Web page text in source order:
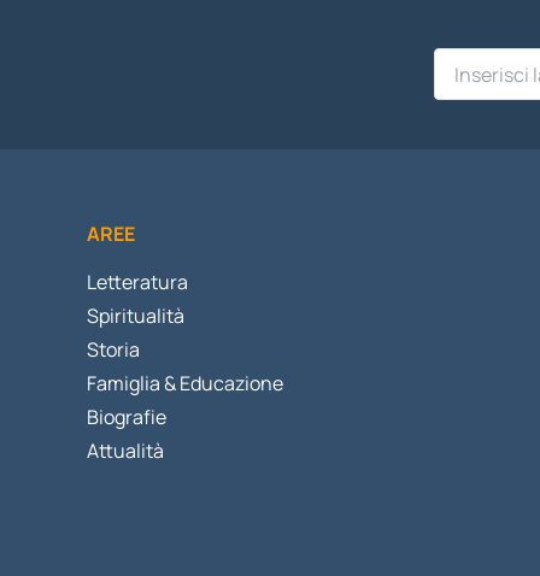
AREE
Letteratura
Spiritualità
Storia
Famiglia & Educazione
Biografie
Attualità